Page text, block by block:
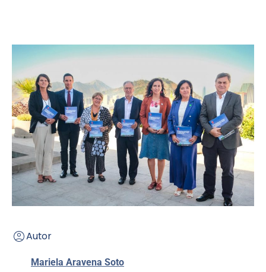
Autor
Mariela Aravena Soto